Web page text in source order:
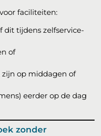
faciliteiten:
dit tijdens zelfservice-
of
zijn op middagen of
eerder op de dag
zonder